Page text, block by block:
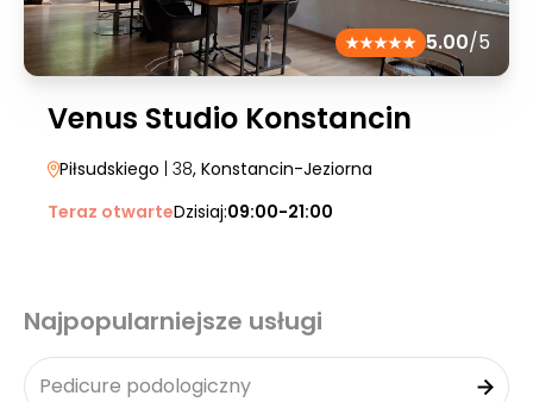
5.00/5
Venus Studio Konstancin
Piłsudskiego | 38, Konstancin-Jeziorna
Teraz otwarteDzisiaj:09:00-21:00
Najpopularniejsze usługi
Pedicure podologiczny